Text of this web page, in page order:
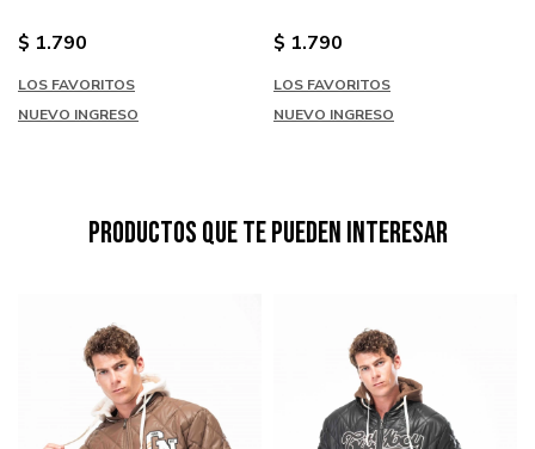
$ 1.790
LOS FAVORITOS
NUEVO INGRESO
$ 1.790
LOS FAVORITOS
NUEVO INGRESO
Productos que te pueden interesar